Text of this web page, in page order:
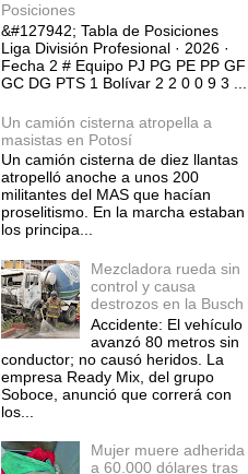
Posiciones
&#127942; Tabla de Posiciones
Liga División Profesional · 2026 ·
Fecha 2 # Equipo PJ PG PE PP GF
GC DG PTS 1 Bolívar 2 2 0 0 9 3 ...
Un camión cisterna atropella a
masistas en Potosí
Un camión cisterna de diez llantas
atropelló anoche a unos 200
militantes del MAS que hacían
proselitismo. En la marcha estaban
los principa...
Mezcladora rueda sin
control y causa
destrozos en la Busch
Accidente: El vehículo
avanzó 80 metros sin
conductor; no causó heridos. La
empresa Ready Mix, del grupo
Soboce, anunció que correrá con
los...
Mujer muere adherida
a 60.000 dólares tras